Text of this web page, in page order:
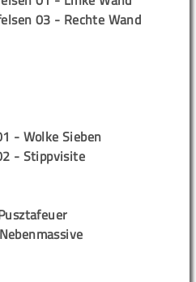
03 - Rechte Wand
- Wolke Sieben
- Stippvisite